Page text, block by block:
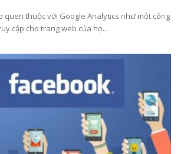
quen thuộc với Google Analytics như một công
cập cho trang web của họ...